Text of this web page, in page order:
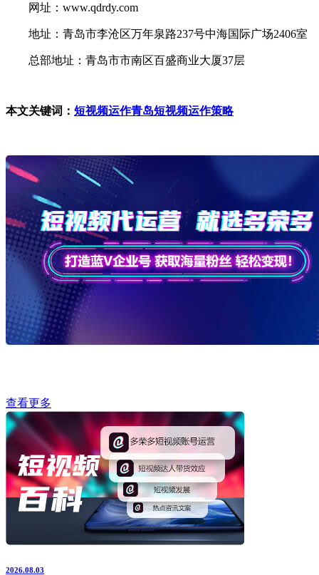
网址：www.qdrdy.com
地址：青岛市李沧区万年泉路237号中海国际广场2406室
总部地址：青岛市市南区百盛商业大厦37层
本文关键词： 短视频运作青岛短视频运作策略
查看更多
2026.08.03